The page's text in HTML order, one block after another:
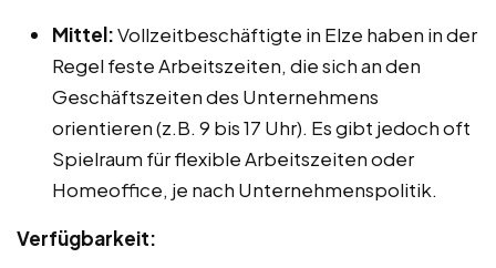
Mittel:Vollzeitbeschäftigte in Elze haben in der
Regel feste Arbeitszeiten, die sich an den
Geschäftszeiten des Unternehmens
orientieren (z.B. 9 bis 17 Uhr). Es gibt jedoch oft
Spielraum für flexible Arbeitszeiten oder
Homeoffice, je nach Unternehmenspolitik.
Verfügbarkeit: